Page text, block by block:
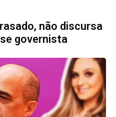
não discursa
governista